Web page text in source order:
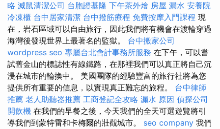
略 滅鼠清潔公司 台胞證基隆 下午茶外燴 房屋 漏水 安養院
冷凍櫃 台中居家清潔 台中撥筋療程 免費按摩入門課程 現
在，岩石區域可以自由旅行，因此我們將有機會在渡輪穿過
海灣後發現世界上最著名的監獄。 台中搬家公司
wordpress seo 專屬台北會計事務所服務 在下午，可以嘗
試舊金山的標誌性有線鐵路，在那裡我們可以真正將自己沉
浸在城市的輪換中。 美國團隊的經驗豐富的旅行社將為您
提供所有重要的信息，以實現真正難忘的旅程。 台中律師
推薦 老人助聽器推薦 工商登記全攻略 漏水 原因 偵探公司
開飲機 在我們的早餐之後，今天我們的全天可選遊覽將引
導我們到蒙特雷和卡梅爾的壯觀城市。 seo company 我們